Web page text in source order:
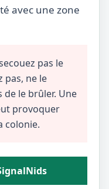
avec une zone
pas le
pas, ne le
de le brûler. Une
provoquer
colonie.